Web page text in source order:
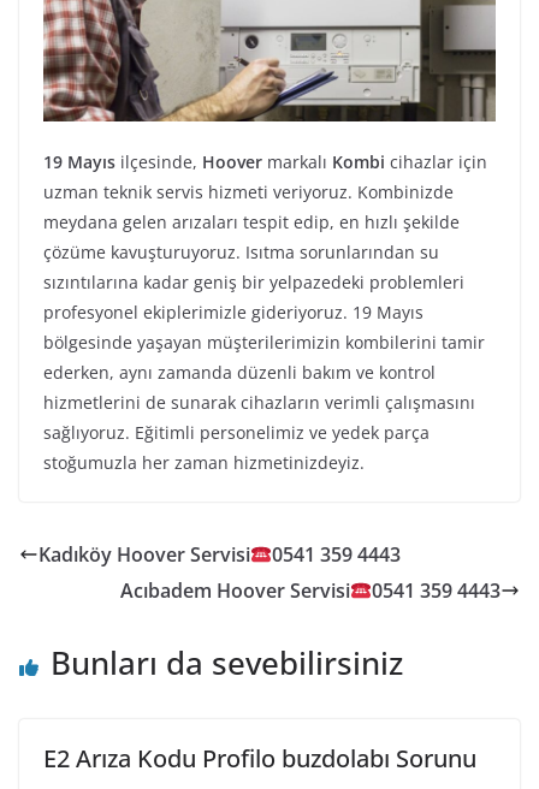
19 Mayıs ilçesinde, Hoover markalı Kombi cihazlar için
uzman teknik servis hizmeti veriyoruz. Kombinizde
meydana gelen arızaları tespit edip, en hızlı şekilde
çözüme kavuşturuyoruz. Isıtma sorunlarından su
sızıntılarına kadar geniş bir yelpazedeki problemleri
profesyonel ekiplerimizle gideriyoruz. 19 Mayıs
bölgesinde yaşayan müşterilerimizin kombilerini tamir
ederken, aynı zamanda düzenli bakım ve kontrol
hizmetlerini de sunarak cihazların verimli çalışmasını
sağlıyoruz. Eğitimli personelimiz ve yedek parça
stoğumuzla her zaman hizmetinizdeyiz.
Kadıköy Hoover Servisi
0541 359 4443
Acıbadem Hoover Servisi
0541 359 4443
Bunları da sevebilirsiniz
E2 Arıza Kodu Profilo buzdolabı Sorunu